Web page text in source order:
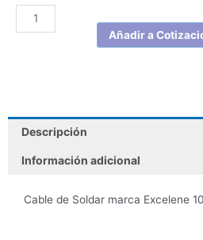
cantidad
Añadir a
Descripción
Información adicional
Cable de Soldar marca Excelene